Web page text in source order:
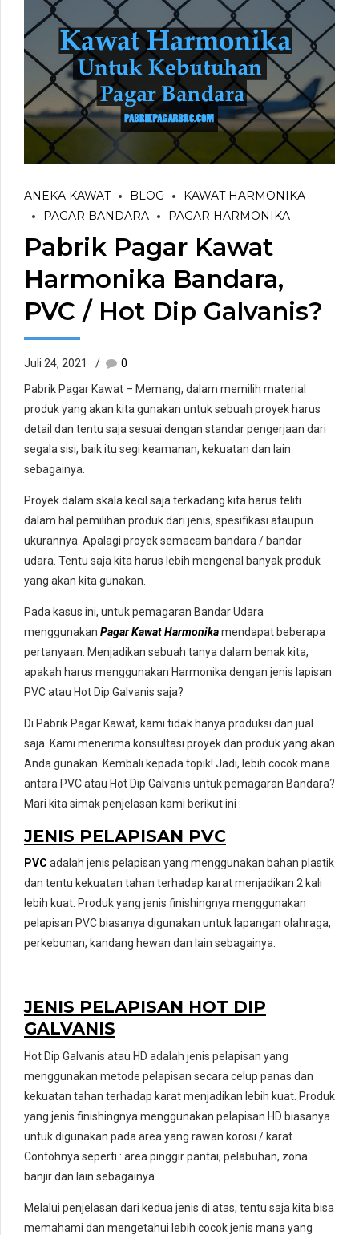
ANEKA KAWAT BLOG
KAWAT HARMONIKA
PAGAR BANDARA
PAGAR HARMONIKA
Pabrik Pagar Kawat
Harmonika Bandara,
PVC / Hot Dip Galvanis?
Juli 24, 2021
0
Pabrik Pagar Kawat – Memang, dalam memilih material
produk yang akan kita gunakan untuk sebuah proyek harus
detail dan tentu saja sesuai dengan standar pengerjaan dari
segala sisi, baik itu segi keamanan, kekuatan dan lain
sebagainya.
Proyek dalam skala kecil saja terkadang kita harus teliti
dalam hal pemilihan produk dari jenis, spesifikasi ataupun
ukurannya. Apalagi proyek semacam bandara / bandar
udara. Tentu saja kita harus lebih mengenal banyak produk
yang akan kita gunakan.
Pada kasus ini, untuk pemagaran Bandar Udara
menggunakan Pagar Kawat Harmonikamendapat beberapa
pertanyaan. Menjadikan sebuah tanya dalam benak kita,
apakah harus menggunakan Harmonika dengan jenis lapisan
PVC atau Hot Dip Galvanis saja?
Di Pabrik Pagar Kawat, kami tidak hanya produksi dan jual
saja. Kami menerima konsultasi proyek dan produk yang akan
Anda gunakan. Kembali kepada topik! Jadi, lebih cocok mana
antara PVC atau Hot Dip Galvanis untuk pemagaran Bandara?
Mari kita simak penjelasan kami berikut ini :
JENIS PELAPISAN PVC
PVC adalah jenis pelapisan yang menggunakan bahan plastik
dan tentu kekuatan tahan terhadap karat menjadikan 2 kali
lebih kuat. Produk yang jenis finishingnya menggunakan
pelapisan PVC biasanya digunakan untuk lapangan olahraga,
perkebunan, kandang hewan dan lain sebagainya.
JENIS PELAPISAN HOT DIP
GALVANIS
Hot Dip Galvanis atau HD adalah jenis pelapisan yang
menggunakan metode pelapisan secara celup panas dan
kekuatan tahan terhadap karat menjadikan lebih kuat. Produk
yang jenis finishingnya menggunakan pelapisan HD biasanya
untuk digunakan pada area yang rawan korosi / karat.
Contohnya seperti : area pinggir pantai, pelabuhan, zona
banjir dan lain sebagainya.
Melalui penjelasan dari kedua jenis di atas, tentu saja kita bisa
memahami dan mengetahui lebih cocok jenis mana yang